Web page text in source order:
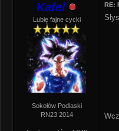
Kafel
Lubię fajne cycki
Sokołów Podlaski
RN23 2014
RE: